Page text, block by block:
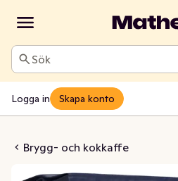
Sök
Logga in Skapa konto
Brygg- och kokkaffe
EKO/Fairtrade